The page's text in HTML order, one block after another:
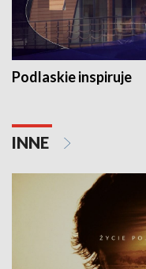
Podlaskie inspiruje
INNE